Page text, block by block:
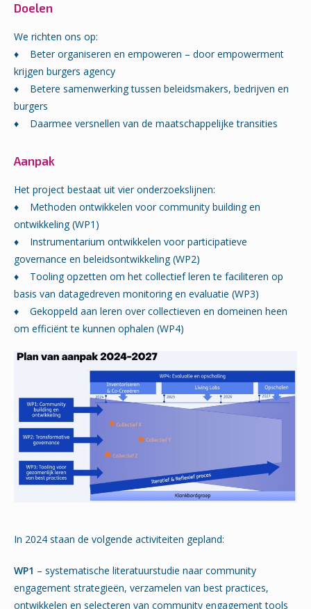
Doelen
We richten ons op:
♦ Beter organiseren en empoweren – door empowerment
krijgen burgers agency
♦ Betere samenwerking tussen beleidsmakers, bedrijven en
burgers
♦ Daarmee versnellen van de maatschappelijke transities
Aanpak
Het project bestaat uit vier onderzoekslijnen:
♦ Methoden ontwikkelen voor community building en
ontwikkeling (WP1)
♦ Instrumentarium ontwikkelen voor participatieve
governance en beleidsontwikkeling (WP2)
♦ Tooling opzetten om het collectief leren te faciliteren op
basis van datagedreven monitoring en evaluatie (WP3)
♦ Gekoppeld aan leren over collectieven en domeinen heen
om efficiënt te kunnen ophalen (WP4)
In 2024 staan de volgende activiteiten gepland:
WP1 – systematische literatuurstudie naar community
engagement strategieën, verzamelen van best practices,
ontwikkelen en selecteren van community engagement tools